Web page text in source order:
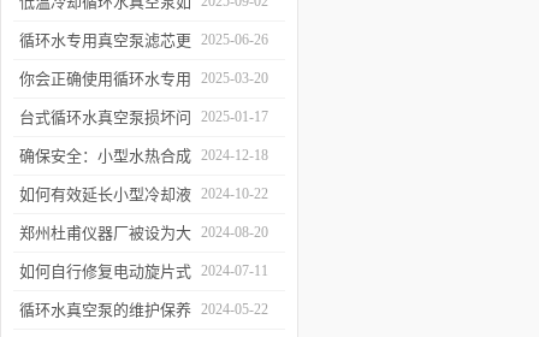
何提升制冷与真空效率？
循环水专用真空泵滤芯更
换周期：基于水质污染度
的判断方法
2025-06-26
你会正确使用循环水专用
真空泵吗？
2025-03-20
台式循环水真空泵损坏问
题诊断与预防措施
2025-01-17
确保安全：小型水热合成
反应釜的操作与维护建议
2024-12-18
如何有效延长小型冷却液
水循环泵的使用寿命？
2024-10-22
郑州杜甫仪器厂被设为大
学生实习就业基地
2024-08-20
如何自行修复电动旋片式
真空泵无法启动的问题
2024-07-11
循环水真空泵的维护保养 2024-05-22